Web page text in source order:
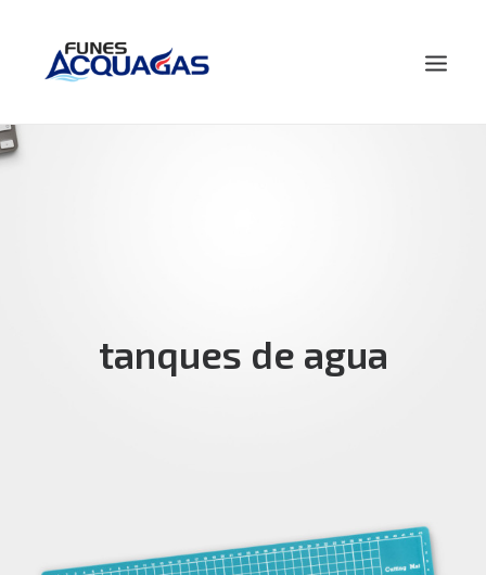
BUSCARtanques de agua